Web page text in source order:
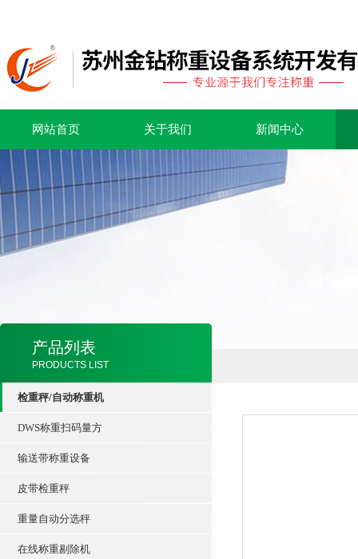
网站首页 关于我们 新闻中心
产品列表
PRODUCTS LIST
检重秤/自动称重机
DWS称重扫码量方
输送带称重设备
皮带检重秤
重量自动分选秤
在线称重剔除机